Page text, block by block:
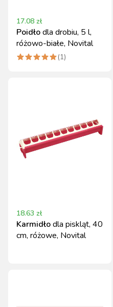
17.08 zł
Poidłodla drobiu, 5 l,
różowo-białe, Novital
(1)
18.63 zł
Karmidłodla piskląt, 40
cm, różowe, Novital